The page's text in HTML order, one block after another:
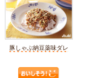
豚しゃぶ納豆薬味ダレ